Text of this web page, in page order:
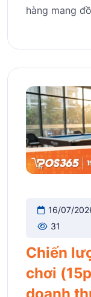
hàng mang
16/07/
31
Chiến
chơi